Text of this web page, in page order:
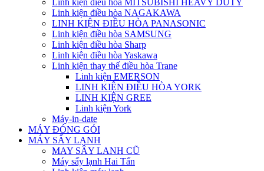
Linh kiện điều hòa MITSUBISHI HEAVY DUTY
Linh kiện điều hòa NAGAKAWA
LINH KIỆN ĐIỀU HÒA PANASONIC
Linh kiện điều hòa SAMSUNG
Linh kiện điều hòa Sharp
Linh kiện điều hòa Yaskawa
Linh kiện thay thế điều hòa Trane
Linh kiện EMERSON
LINH KIỆN ĐIỀU HÒA YORK
LINH KIỆN GREE
Linh kiện York
Máy-in-date
MÁY ĐÓNG GÓI
MÁY SẤY LẠNH
MAY SÂY LANH CŨ
Máy sấy lạnh Hai Tấn